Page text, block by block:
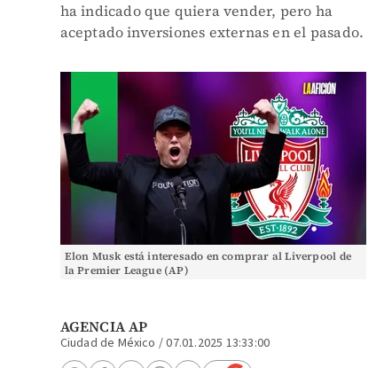
ha indicado que quiera vender, pero ha
aceptado inversiones externas en el pasado.
Elon Musk está interesado en comprar al Liverpool de
la Premier League (AP)
AGENCIA AP
Ciudad de México /07.01.2025 13:33:00